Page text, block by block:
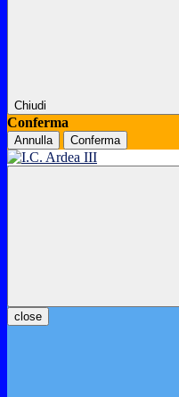
Chiudi
Conferma
Annulla Conferma
close